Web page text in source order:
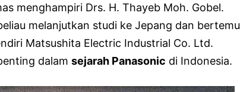
menghampiri Drs. H. Thayeb Moh. Gobel.
melanjutkan studi ke Jepang dan bertemu
Matsushita Electric Industrial Co. Ltd.
dalam sejarah Panasonic di Indonesia.